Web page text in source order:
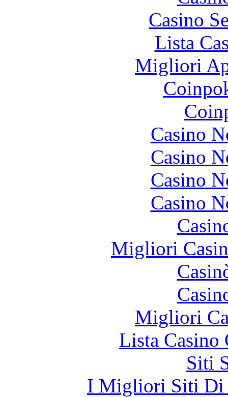
Casino
Lista
Migliori
Casino
Casino
Casino
Casino
Migliori
Migliori
Lista
Siti
I Migliori Siti Di